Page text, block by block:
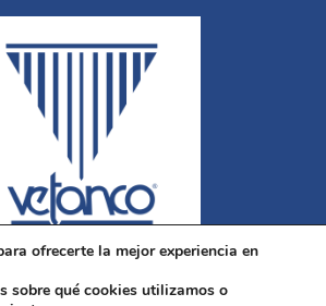
ofrecerte la mejor experiencia en
sobre qué cookies utilizamos o